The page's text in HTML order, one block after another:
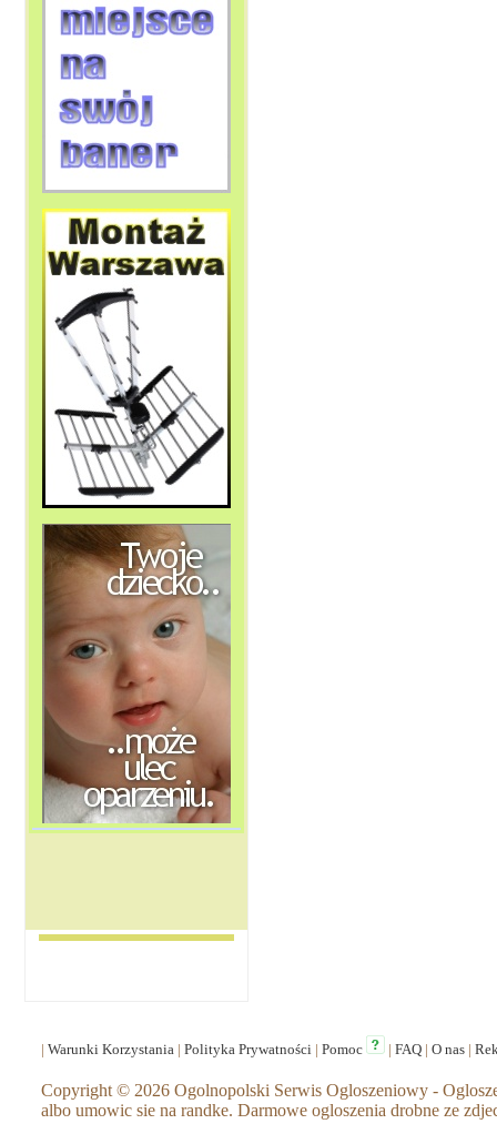
| Warunki Korzystania | Polityka Prywatności | Pomoc | FAQ | O nas |
Copyright © 2026 Ogolnopolski Serwis Ogloszeniowy -
albo umowic sie na randke. Darmowe ogloszenia drobne ze